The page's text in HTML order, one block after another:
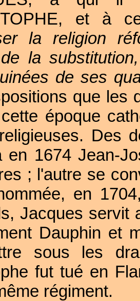
et à
la religion
la
de ses
que les
époque
Des
en 1674 Jean-
; l'autre se
en
Jacques servit
Dauphin et
sous les
fut tué en
régiment.